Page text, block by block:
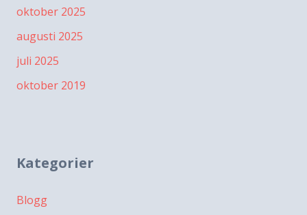
oktober 2025
augusti 2025
juli 2025
oktober 2019
Kategorier
Blogg